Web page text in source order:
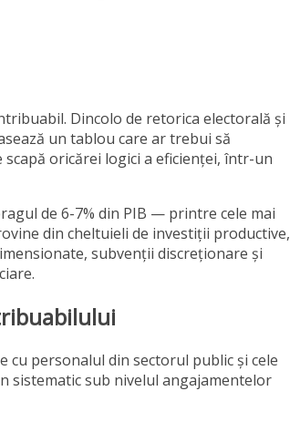
Dincolo de retorica electorală și
un tablou care ar trebui să
oricărei logici a eficienței, într-un
de 6-7% din PIB — printre cele mai
din cheltuieli de investiții productive,
subvenții discreționare și
personalul din sectorul public și cele
sistematic sub nivelul angajamentelor